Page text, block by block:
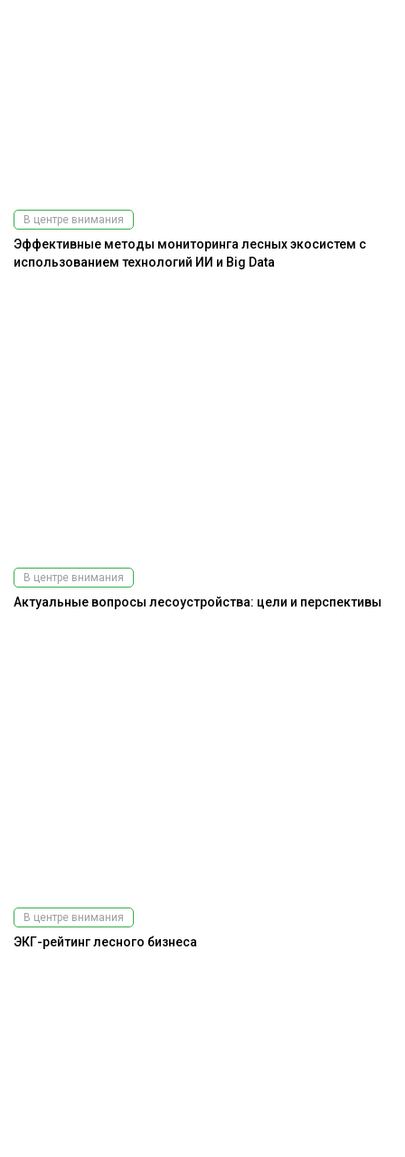
В центре внимания
Эффективные методы мониторинга лесных экосистем с
использованием технологий ИИ и Big Data
В центре внимания
Актуальные вопросы лесоустройства: цели и перспективы
В центре внимания
ЭКГ-рейтинг лесного бизнеса